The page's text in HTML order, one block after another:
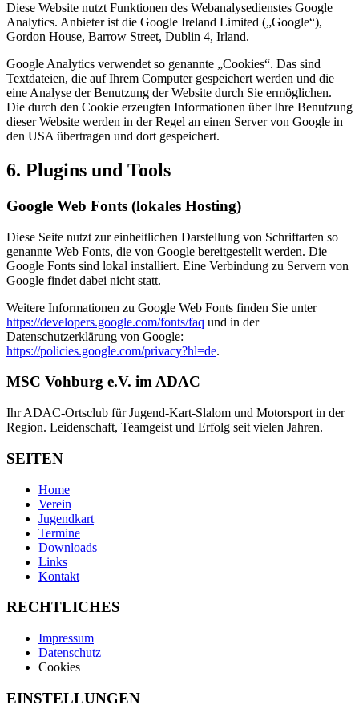
Diese Website nutzt Funktionen des Webanalysedienstes Google
Analytics. Anbieter ist die Google Ireland Limited („Google“),
Gordon House, Barrow Street, Dublin 4, Irland.
Google Analytics verwendet so genannte „Cookies“. Das sind
Textdateien, die auf Ihrem Computer gespeichert werden und die
eine Analyse der Benutzung der Website durch Sie ermöglichen.
Die durch den Cookie erzeugten Informationen über Ihre Benutzung
dieser Website werden in der Regel an einen Server von Google in
den USA übertragen und dort gespeichert.
6. Plugins und Tools
Google Web Fonts (lokales Hosting)
Diese Seite nutzt zur einheitlichen Darstellung von Schriftarten so
genannte Web Fonts, die von Google bereitgestellt werden. Die
Google Fonts sind lokal installiert. Eine Verbindung zu Servern von
Google findet dabei nicht statt.
Weitere Informationen zu Google Web Fonts finden Sie unter
https://developers.google.com/fonts/faq und in der
Datenschutzerklärung von Google:
https://policies.google.com/privacy?hl=de.
MSC Vohburg e.V. im ADAC
Ihr ADAC-Ortsclub für Jugend-Kart-Slalom und Motorsport in der
Region. Leidenschaft, Teamgeist und Erfolg seit vielen Jahren.
SEITEN
Home
Verein
Jugendkart
Termine
Downloads
Links
Kontakt
RECHTLICHES
Impressum
Datenschutz
Cookies
EINSTELLUNGEN